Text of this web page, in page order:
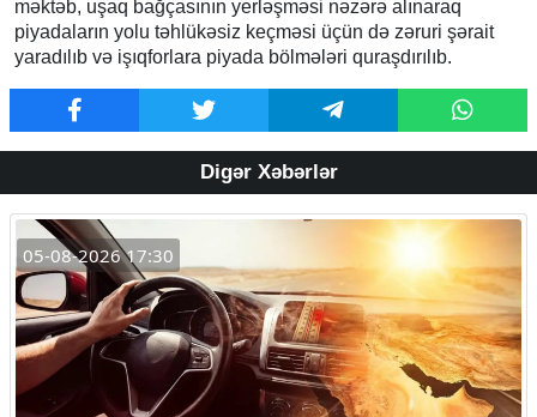
məktəb, uşaq bağçasının yerləşməsi nəzərə alınaraq
piyadaların yolu təhlükəsiz keçməsi üçün də zəruri şərait
yaradılıb və işıqforlara piyada bölmələri quraşdırılıb.
Digər Xəbərlər
05-08-2026 17:30